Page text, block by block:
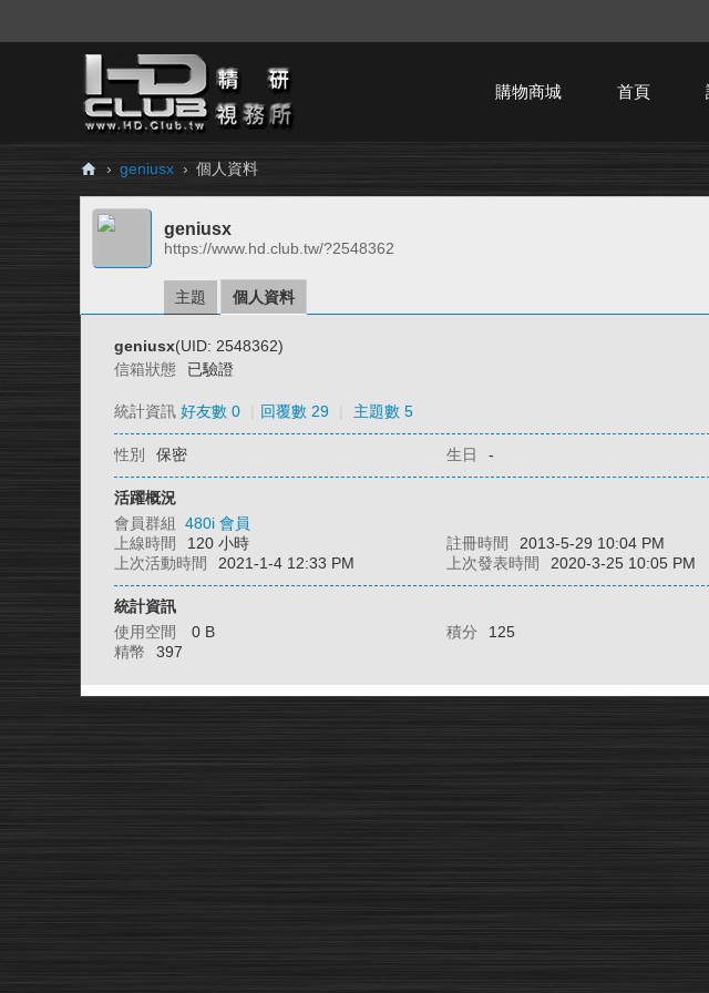
購物商城 首頁
H
Cl
› geniusx › 個人資料
geniusx
https://www.hd.club.tw/?2548362
主題 個人資料
geniusx(UID: 2548362)
信箱狀態
已驗證
統計資訊 好友數 0 回覆數 29 主題數 5
性別 保密 生日 -
活躍概況
會員群組 480i 會員
上線時間
120 小時 註冊時間 2013-5-29 10:04 PM
上次活動時間
2021-1-4 12:33 PM 上次發表時間 2020-3-25 10:05 PM
統計資訊
使用空間
0 B 積分 125
精幣
397